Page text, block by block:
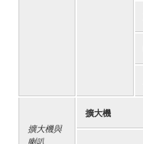
擴大機與
喇叭
擴大機